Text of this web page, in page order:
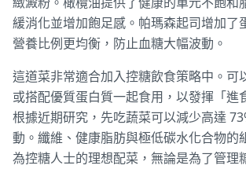
緩消化並增加飽足感。帕瑪森起司增加了
營養比例更均衡，防止血糖大幅波動。
這道菜非常適合加入控糖飲食策略中。可
或搭配優質蛋白質一起食用，以發揮「
根據近期研究，先吃蔬菜可以減少高達
動。纖維、健康脂肪與極低碳水化合物的
為控糖人士的理想配菜，無論是為了管理